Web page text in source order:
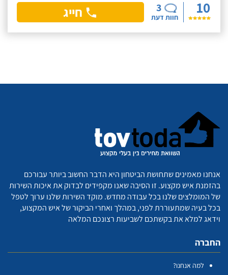
10
3
חוות דעת חייג
אנחנו מאמינים שתחושת הביטחון היא הדבר החשוב ביותר עבורכם
בהזמנת איש מקצוע. זו הסיבה שאנו מקפידים לבדוק את איכות השירות
של המומלצים שלנו בכל עבודה מחדש. מוקד השירות שלנו ערוך לטפל
בכל בעיה שמתעוררת לפני, במהלך ואחרי הביקור של איש המקצוע,
וידאג למלא את בקשתכם לשביעות רצונכם המלאה
החברה
למה אנחנו?